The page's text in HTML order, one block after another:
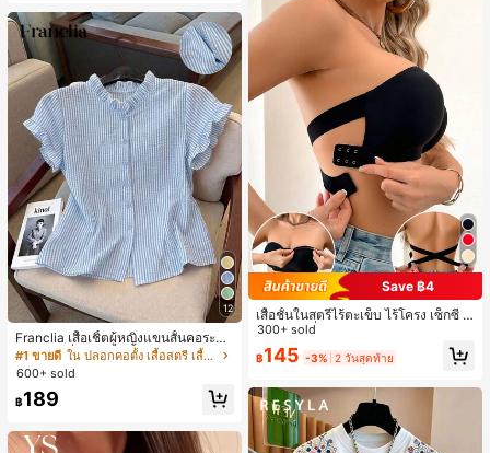
12
Franclia เสื้อเชิ้ตผู้หญิงแขนสั้นคอระบา
ยกระดุมเดี่ยวลายทาง
#1 ขายดี
ใน ปลอกคอตั้ง เสื้อสตรี เสื้อเบลาส์ & Tee
600+ sold
฿189
Save ฿4
เสื้อชั้นในสตรีไร้ตะเข็บ ไร้โครง เซ็กซี่ ด้
านข้างไม่ลื่น แผ่นรองถอดได้ ลายไขว้ห
ลัง ไร้สาย สบายตลอดวัน
300+ sold
฿145 -3% 2 วันสุดท้าย